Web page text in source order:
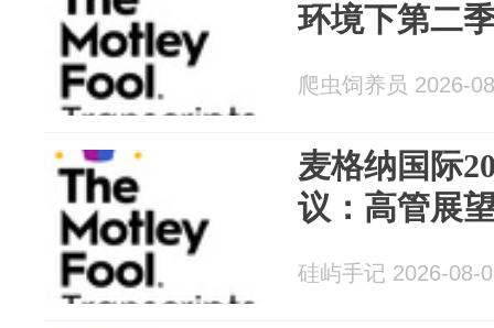
环境下第二
爬虫饲养员 2026-
麦格纳国际
议：高管展
硅屿手记 2026-08-